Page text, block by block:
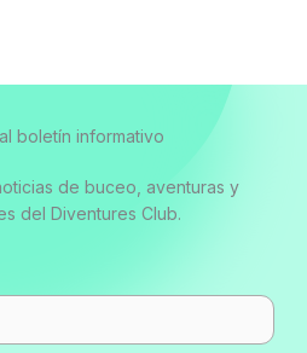
boletín informativo
de buceo, aventuras y
del Diventures Club.